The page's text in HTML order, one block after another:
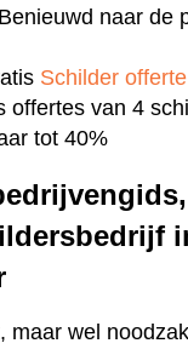
naar de
Schilder
offertes van 4
tot 40%
maar wel